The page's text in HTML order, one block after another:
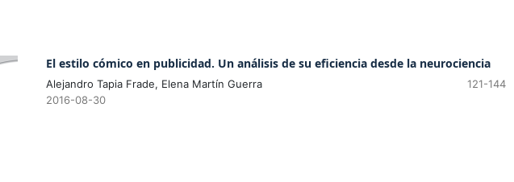
El estilo cómico en publicidad. Un análisis de su eficiencia desde la neurociencia
Alejandro Tapia Frade, Elena Martín Guerra
121-144
2016-08-30